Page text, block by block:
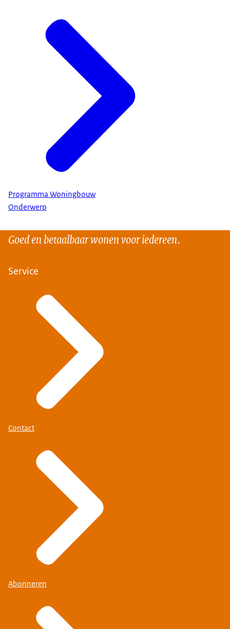
Programma Woningbouw
Onderwerp
Goed en betaalbaar wonen voor iedereen.
Service
Contact
Abonneren